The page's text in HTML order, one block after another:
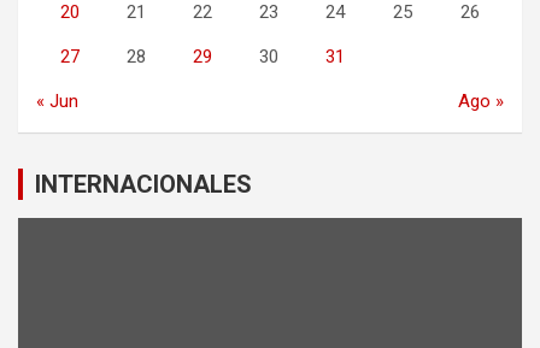
20 21 22 23 24 25 26
27 28 29 30 31
« Jun Ago »
INTERNACIONALES